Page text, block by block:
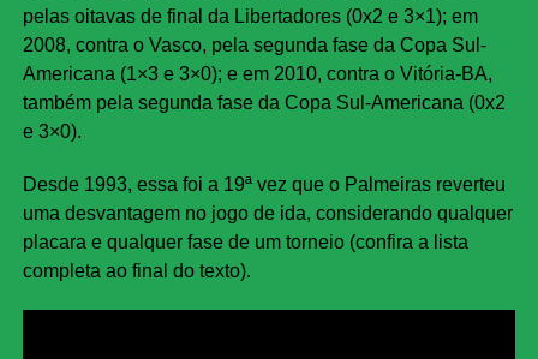
pelas oitavas de final da Libertadores (0x2 e 3×1); em
2008, contra o Vasco, pela segunda fase da Copa Sul-
Americana (1×3 e 3×0); e em 2010, contra o Vitória-BA,
também pela segunda fase da Copa Sul-Americana (0x2
e 3×0).
Desde 1993, essa foi a 19ª vez que o Palmeiras reverteu
uma desvantagem no jogo de ida, considerando qualquer
placara e qualquer fase de um torneio (confira a lista
completa ao final do texto).